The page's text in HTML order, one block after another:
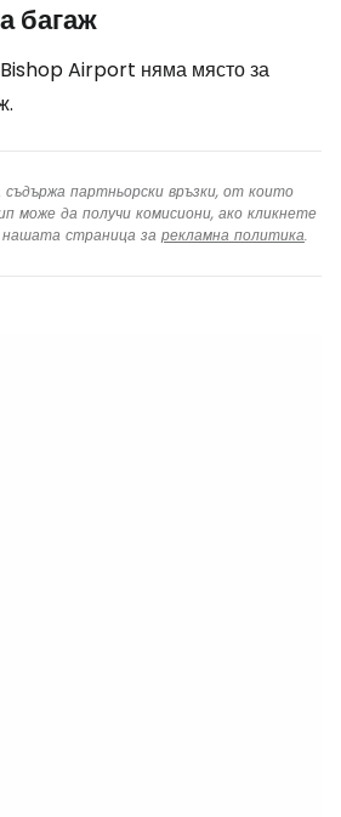
багаж
Airport няма място за
партньорски връзки, от които
може да получи комисиони, ако кликнете
страница за рекламна политика.